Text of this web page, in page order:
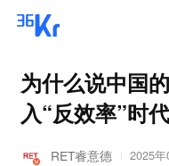
为什么说中国
入“反效率”时
RET睿意德 2025